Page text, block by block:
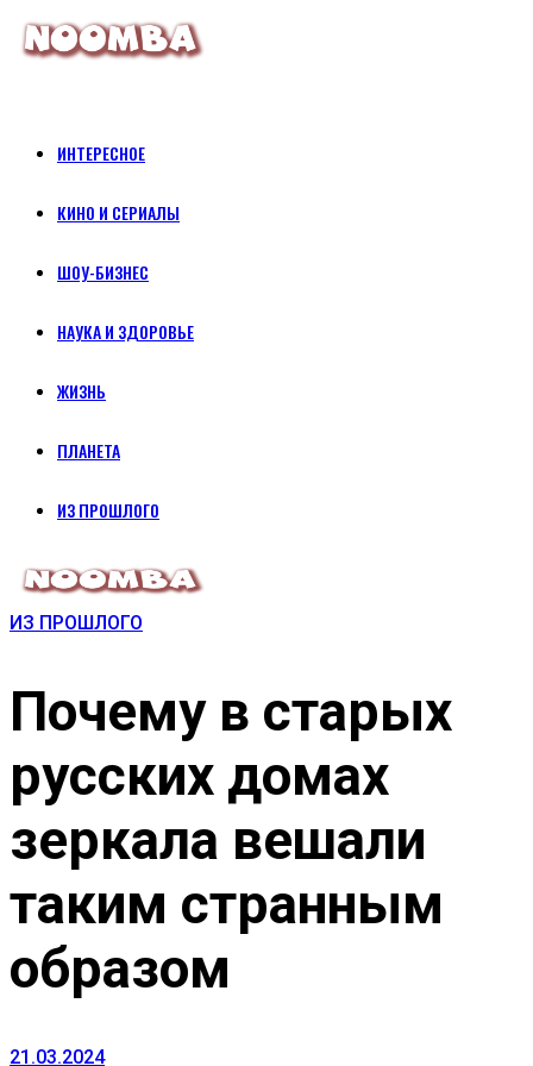
ИНТЕРЕСНОЕ
КИНО И СЕРИАЛЫ
ШОУ-БИЗНЕС
НАУКА И ЗДОРОВЬЕ
ЖИЗНЬ
ПЛАНЕТА
ИЗ ПРОШЛОГО
ИЗ ПРОШЛОГО
Почему в старых
русских домах
зеркала вешали
таким странным
образом
21.03.2024